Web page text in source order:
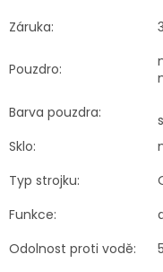
Záruka:
Pouzdro:
Barva pouzdra:
Sklo:
Typ strojku:
Funkce:
Odolnost proti vodě: